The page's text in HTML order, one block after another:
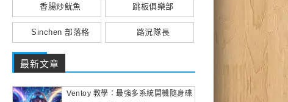
香腸炒魷魚 跳板俱樂部
Sinchen 部落格 路況隊長
最新文章
Ventoy 教學：最強多系統開機隨身碟